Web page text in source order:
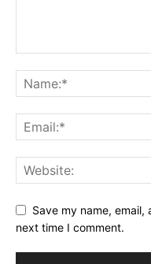
Save my name,
next time I comment.